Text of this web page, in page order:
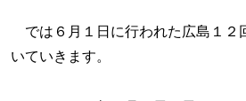
では６月１日に行われた広島１２
いていきます。